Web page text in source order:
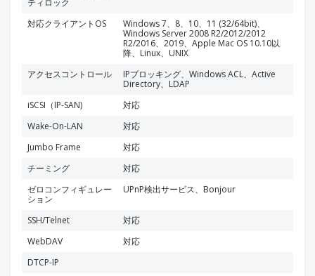
対応クライアントOS
Windows 7、8、10、11 (32/64bit)、
Windows Server 2008 R2/2012/2012
R2/2016、2019、Apple Mac OS 10.10以
降、Linux、UNIX
アクセスコントロール
IPブロッキング、Windows ACL、Active
Directory、LDAP
iSCSI（IP-SAN)
対応
Wake-On-LAN
対応
Jumbo Frame
対応
チーミング
対応
ゼロコンフィギュレー
ション
UPnP検出サービス、Bonjour
SSH/Telnet
対応
WebDAV
対応
DTCP-IP